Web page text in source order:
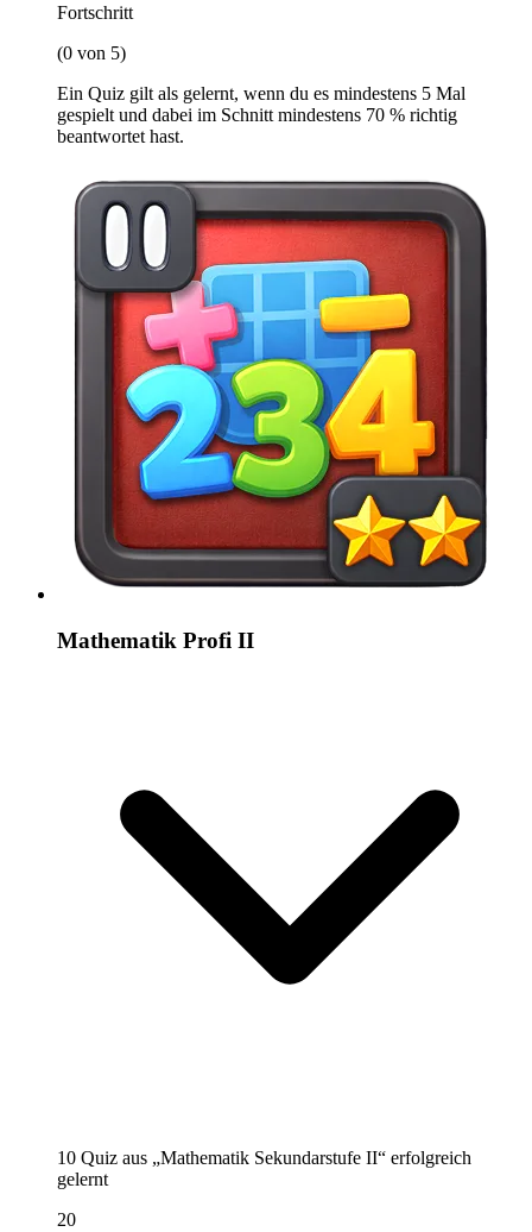
Fortschritt
(0 von 5)
Ein Quiz gilt als gelernt, wenn du es mindestens 5 Mal
gespielt und dabei im Schnitt mindestens 70 % richtig
beantwortet hast.
Mathematik Profi II
10 Quiz aus „Mathematik Sekundarstufe II“ erfolgreich
gelernt
20